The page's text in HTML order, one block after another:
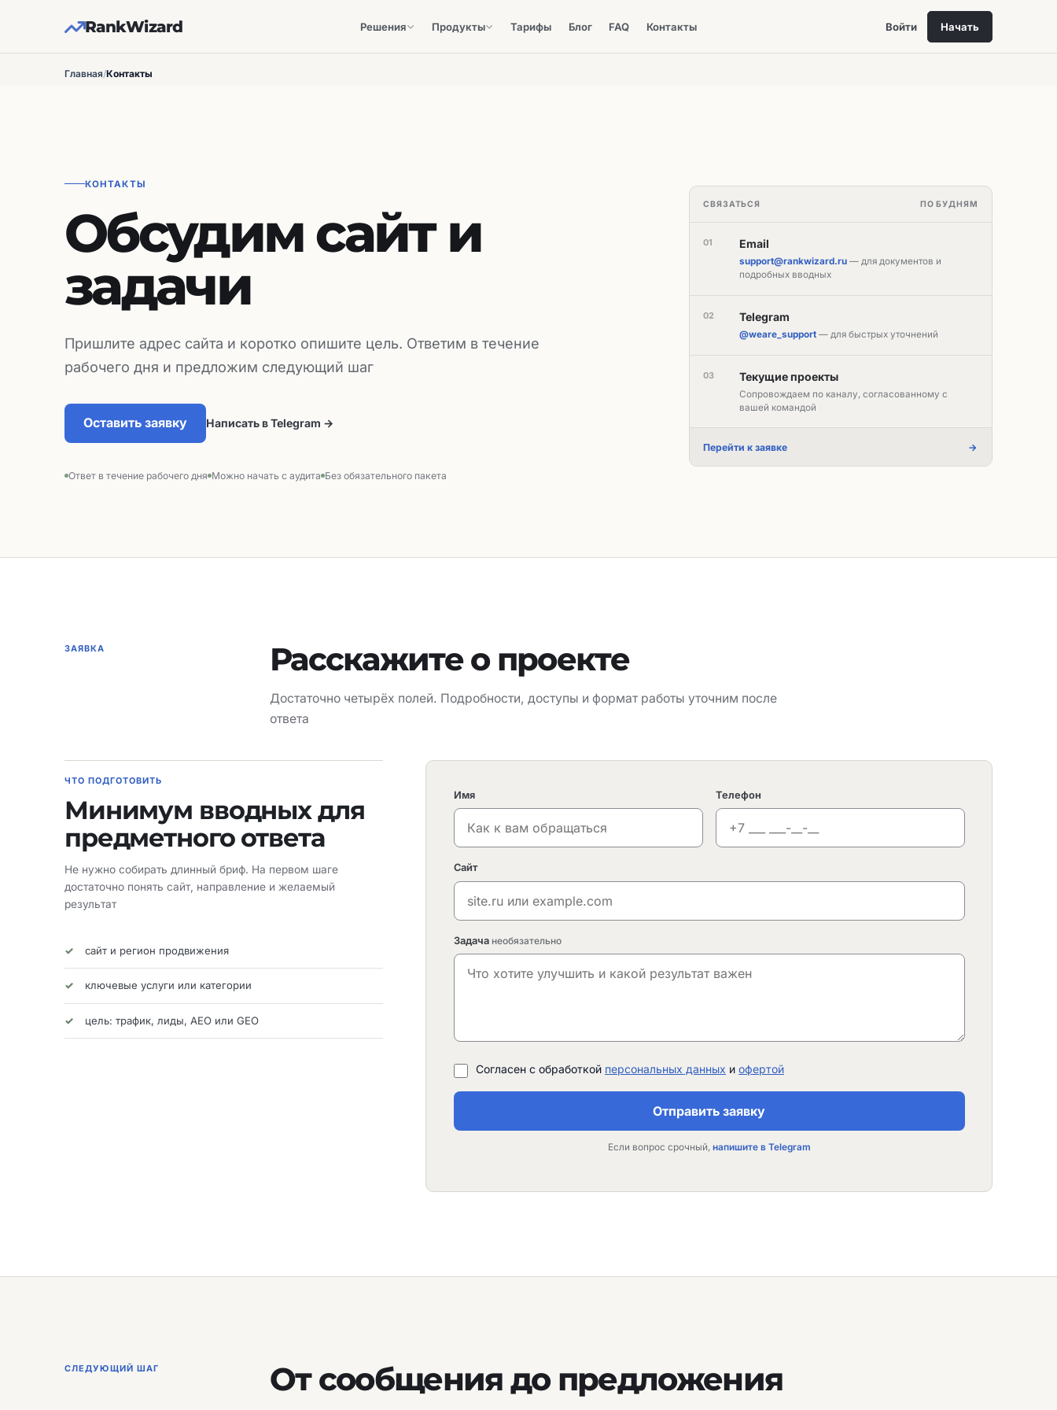
RankWizard Решения Продукты Тарифы Блог FAQ Контакты Войти Начать
Главная/Контакты
КОНТАКТЫ
Обсудим сайт и
задачи
Пришлите адрес сайта и коротко опишите цель. Ответим в течение
рабочего дня и предложим следующий шаг
Оставить заявку Написать в Telegram →
Ответ в течение рабочего дня Можно начать с аудита Без обязательного пакета
СВЯЗАТЬСЯ ПО БУДНЯМ
01 Email
support@rankwizard.ru — для документов и
подробных вводных
02 Telegram
@weare_support — для быстрых уточнений
03 Текущие проекты
Сопровождаем по каналу, согласованному с
вашей командой
Перейти к заявке →
ЗАЯВКА Расскажите о проекте
Достаточно четырёх полей. Подробности, доступы и формат работы уточним после
ответа
ЧТО ПОДГОТОВИТЬ
Минимум вводных для
предметного ответа
Не нужно собирать длинный бриф. На первом шаге
достаточно понять сайт, направление и желаемый
результат
сайт и регион продвижения
ключевые услуги или категории
цель: трафик, лиды, AEO или GEO
Имя Телефон
Сайт
Задача необязательно
Согласен с обработкой персональных данных и офертой
Отправить заявку
Если вопрос срочный, напишите в Telegram
СЛЕДУЮЩИЙ ШАГ От сообщения до предложения